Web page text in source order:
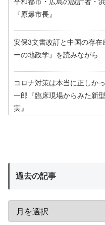
『原爆市長』
安保3文書改訂と中国の存在
ーの地政学』を読みながら
コロナ対策は本当に正しか
一郎『臨床現場からみた新
実』
過去の記事